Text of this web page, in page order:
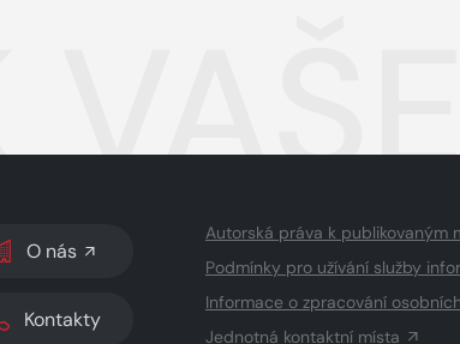
O nás
Kontakty
Autorská práva k publikovaným
Podmínky pro užívání služby
Informace o zpracování
Jednotná kontaktní místa